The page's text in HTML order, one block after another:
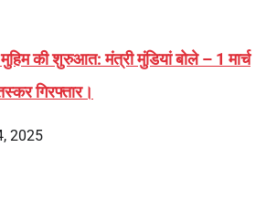
की शुरुआत: मंत्री मुंडियां बोले – 1 मार्च
गिरफ्तार।
2025